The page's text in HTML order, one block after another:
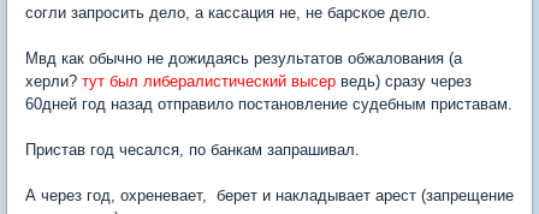
согли запросить дело, а кассация не, не барское дело.
Мвд как обычно не дожидаясь результатов обжалования (а
херли? тут был либералистический высер ведь) сразу через
60дней год назад отправило постановление судебным приставам.
Пристав год чесался, по банкам запрашивал.
А через год, охреневает, берет и накладывает арест (запрещение